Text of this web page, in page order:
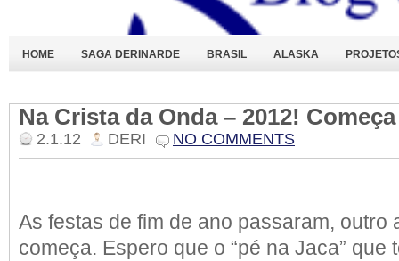
HOME SAGA DERINARDE BRASIL ALASKA
Na Crista da Onda – 2012!
2.1.12 DERI NO COMMENTS
As festas de fim de ano passaram, outro
começa. Espero que o “pé na Jaca” que